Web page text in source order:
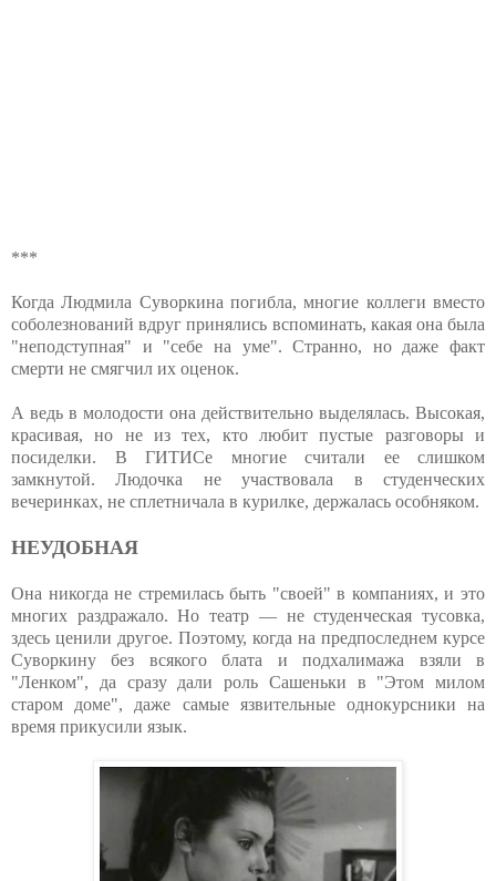
***
Когда Людмила Суворкина погибла, многие коллеги вместо
соболезнований вдруг принялись вспоминать, какая она была
"неподступная" и "себе на уме". Странно, но даже факт
смерти не смягчил их оценок.
А ведь в молодости она действительно выделялась. Высокая,
красивая, но не из тех, кто любит пустые разговоры и
посиделки. В ГИТИСе многие считали ее слишком
замкнутой. Людочка не участвовала в студенческих
вечеринках, не сплетничала в курилке, держалась особняком.
НЕУДОБНАЯ
Она никогда не стремилась быть "своей" в компаниях, и это
многих раздражало. Но театр — не студенческая тусовка,
здесь ценили другое. Поэтому, когда на предпоследнем курсе
Суворкину без всякого блата и подхалимажа взяли в
"Ленком", да сразу дали роль Сашеньки в "Этом милом
старом доме", даже самые язвительные однокурсники на
время прикусили язык.